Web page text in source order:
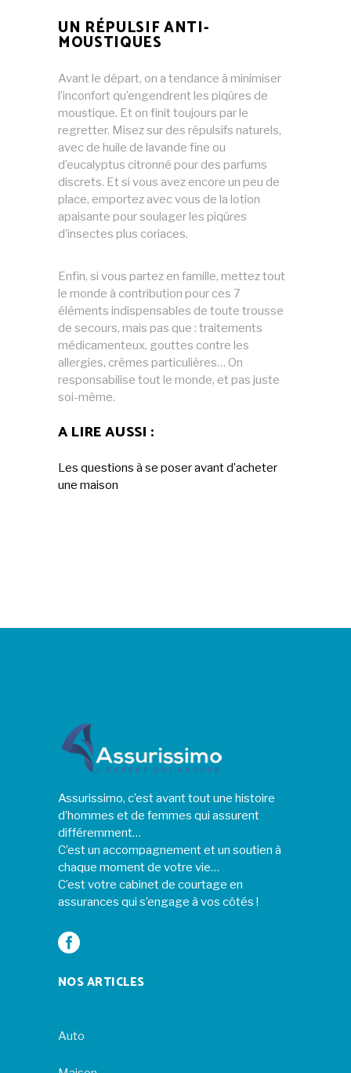
UN RÉPULSIF ANTI-
MOUSTIQUES
Avant le départ, on a tendance à minimiser
l’inconfort qu’engendrent les piqûres de
moustique. Et on finit toujours par le
regretter. Misez sur des répulsifs naturels,
avec de huile de lavande fine ou
d’eucalyptus citronné pour des parfums
discrets. Et si vous avez encore un peu de
place, emportez avec vous de la lotion
apaisante pour soulager les piqûres
d’insectes plus coriaces.
Enfin, si vous partez en famille, mettez tout
le monde à contribution pour ces 7
éléments indispensables de toute trousse
de secours, mais pas que : traitements
médicamenteux, gouttes contre les
allergies, crèmes particulières… On
responsabilise tout le monde, et pas juste
soi-même.
A LIRE AUSSI :
Les questions à se poser avant d’acheter
une maison
Assurissimo, c’est avant tout une histoire
d’hommes et de femmes qui assurent
différemment…
C’est un accompagnement et un soutien à
chaque moment de votre vie…
C’est votre cabinet de courtage en
assurances qui s’engage à vos côtés !
NOS ARTICLES
Auto